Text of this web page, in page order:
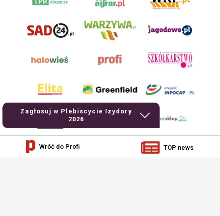
Zagłosuj w Plebiscycie Izydory
2026
Wróć do Profi TOP news